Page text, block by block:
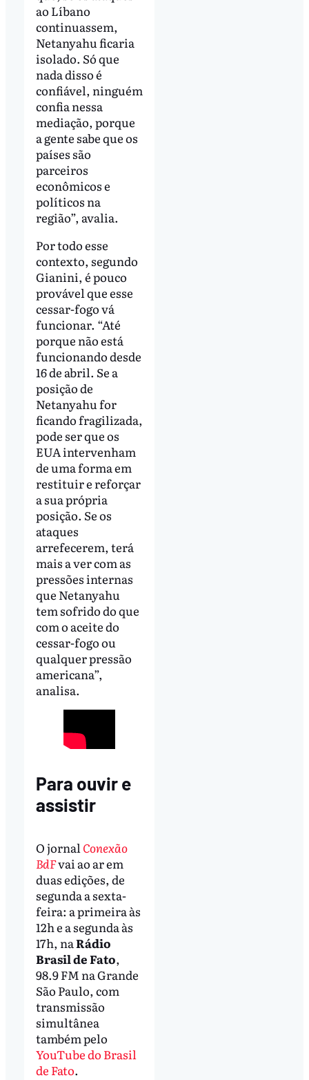
ao Líbano
continuassem,
Netanyahu ficaria
isolado. Só que
nada disso é
confiável, ninguém
confia nessa
mediação, porque
a gente sabe que os
países são
parceiros
econômicos e
políticos na
região”, avalia.
Por todo esse
contexto, segundo
Gianini, é pouco
provável que esse
cessar-fogo vá
funcionar. “Até
porque não está
funcionando desde
16 de abril. Se a
posição de
Netanyahu for
ficando fragilizada,
pode ser que os
EUA intervenham
de uma forma em
restituir e reforçar
a sua própria
posição. Se os
ataques
arrefecerem, terá
mais a ver com as
pressões internas
que Netanyahu
tem sofrido do que
com o aceite do
cessar-fogo ou
qualquer pressão
americana”,
analisa.
Para ouvir e
assistir
O jornalConexão
BdFvai ao ar em
duas edições, de
segunda a sexta-
feira: a primeira às
12h e a segunda às
17h, naRádio
Brasil de Fato,
98.9 FM na Grande
São Paulo, com
transmissão
simultânea
também pelo
YouTube do Brasil
de Fato.